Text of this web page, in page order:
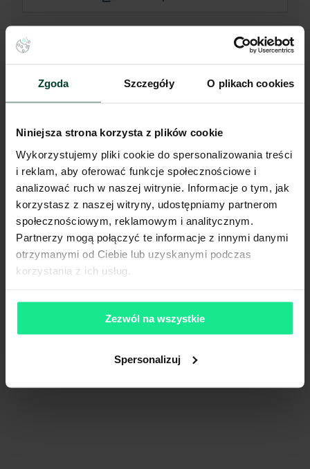
Zgoda Szczegóły O plikach cookies
Niniejsza strona korzysta z plików cookie
Wykorzystujemy pliki cookie do spersonalizowania treści
i reklam, aby oferować funkcje społecznościowe i
analizować ruch w naszej witrynie. Informacje o tym, jak
korzystasz z naszej witryny, udostępniamy partnerom
społecznościowym, reklamowym i analitycznym.
Partnerzy mogą połączyć te informacje z innymi danymi
otrzymanymi od Ciebie lub uzyskanymi podczas
korzystania z ich usług.
Zezwól na wszystkie
Spersonalizuj